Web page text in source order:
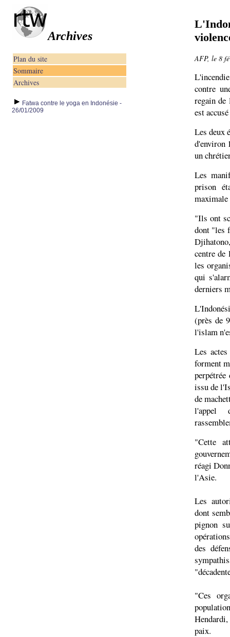
Archives
Plan du site
Sommaire
Archives
Fatwa contre le yoga en Indonésie -
26/01/2009
AFP, le 8
contre
regain de
est
Les deux
d'environ
un
Les
prison
maximale
"Ils ont
dont "les
centre de
les
qui
derniers
(près de
l'islam
Les
forment
issu de
de
l'appel
"Cette
réagi
l'Asie.
Les
dont
pignon
des
"Ces
paix.